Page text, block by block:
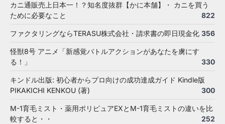
カニ通販売上日本一！？知名度抜群【かに本舗】・ カニを買う
ために必要なこと
822
ファクタリングならTERASU株式会社・請求書の即日現金化 356
怪獣8号 アニメ「新感覚バトルアクションがあなたを虜にす
る！」
330
キンドル出版: 初心者からプロ向けの成功達成ガイド Kindle版
PIKAKICHI KENKOU (著)
300
M-1育毛ミスト・薬用ポリピュアEXとM-1育毛ミストの違いを比
較すると・・
252